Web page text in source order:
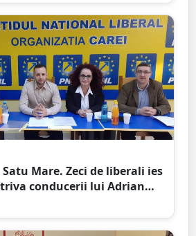
Mare. Zeci de liberali ies
conducerii lui Adrian
liderilor din Satu